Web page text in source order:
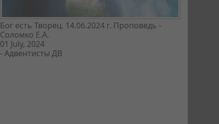
Бог есть Творец. 14.06.2024 г. Проповедь -
Соломко Е.А.
01 July, 2024
-Адвентисты ДВ